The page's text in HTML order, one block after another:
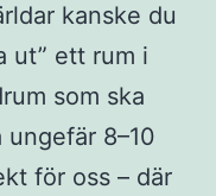
kanske du
ut” ett rum i
som ska
8–10
för oss – där